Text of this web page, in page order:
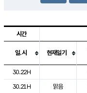
도시별 기상실황표로 지점
시간
일.시 현재일기
30.22H
30.21H
맑음